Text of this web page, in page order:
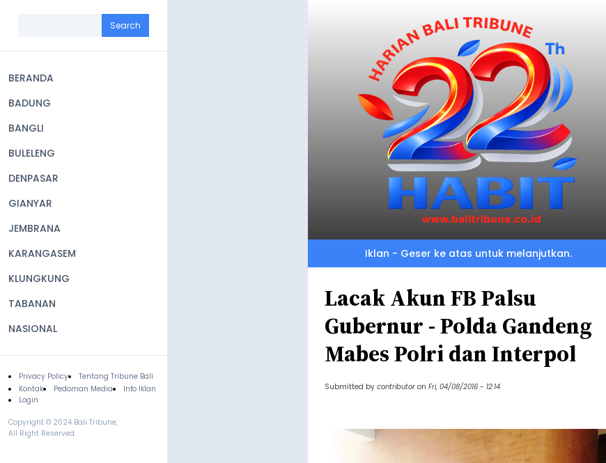
navigation
BERANDA
BADUNG
BANGLI
BULELENG
DENPASAR
GIANYAR
JEMBRANA
KARANGASEM
KLUNGKUNG
TABANAN
NASIONAL
Footer
Privacy Policy
Tentang Tribune Bali
Kontak
Pedoman Media
Info Iklan
Login
Copyright © 2024 Bali Tribune,
All Right Reserved.
Iklan - Geser ke atas untuk melanjutkan.
Lacak Akun FB Palsu
Gubernur - Polda Gandeng
Mabes Polri dan Interpol
Submitted by contributor on Fri, 04/08/2016 - 12:14